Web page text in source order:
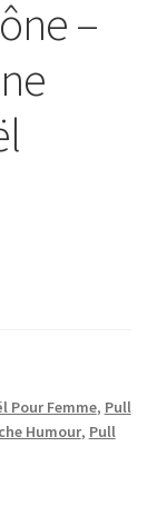
–
Pour Femme, Pull
Humour, Pull